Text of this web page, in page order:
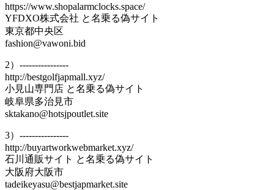
https://www.shopalarmclocks.space/
YFDXO株式会社 と名乗る偽サイト
東京都中央区
fashion@vawoni.bid
2）----------------
http://bestgolfjapmall.xyz/
小見山専門店 と名乗る偽サイト
岐阜県多治見市
sktakano@hotsjpoutlet.site
3）----------------
http://buyartworkwebmarket.xyz/
石川通販サイト と名乗る偽サイト
大阪府大阪市
tadeikeyasu@bestjapmarket.site